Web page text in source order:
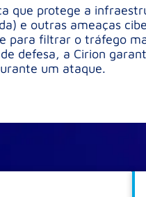
que protege a
e outras ameaças
para filtrar o tráfego
defesa, a Cirion
um ataque.